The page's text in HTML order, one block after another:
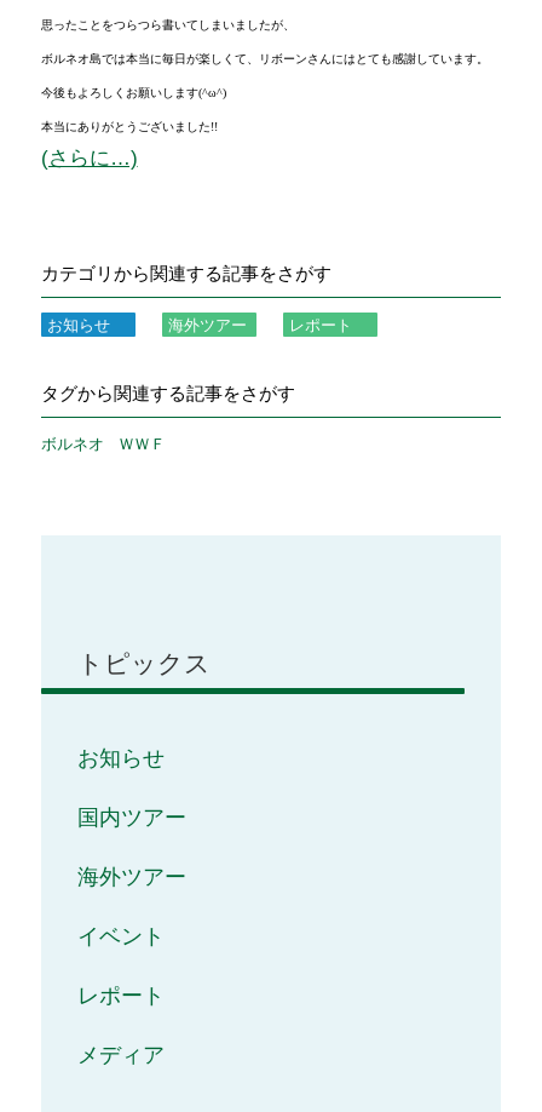
思ったことをつらつら書いてしまいましたが、
ボルネオ島では本当に毎日が楽しくて、リボーンさんにはとても感謝しています。
今後もよろしくお願いします(^ω^)
本当にありがとうございました!!
(さらに…)
カテゴリから関連する記事をさがす
お知らせ 海外ツアー レポート
タグから関連する記事をさがす
ボルネオ ＷＷＦ
トピックス
お知らせ
国内ツアー
海外ツアー
イベント
レポート
メディア